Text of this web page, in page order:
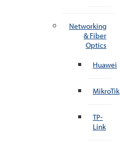
Networking
& Fiber
Optics
Huawei
MikroTik
TP-
Link